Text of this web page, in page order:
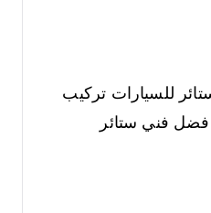
للسيارات تركيب
فني ستائر